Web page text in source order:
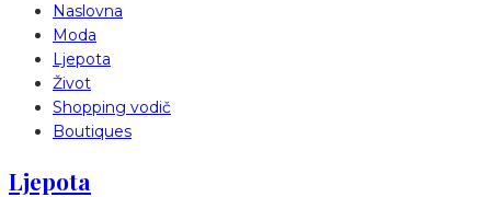
Naslovna
Moda
Ljepota
Život
Shopping vodič
Boutiques
Ljepota